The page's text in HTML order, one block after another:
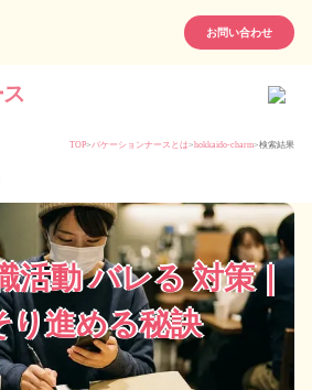
お問い合わせ
TOP>バケーションナースとは>hokkaido-charm>検索結果
活動 バレる 対策｜
り進める秘訣